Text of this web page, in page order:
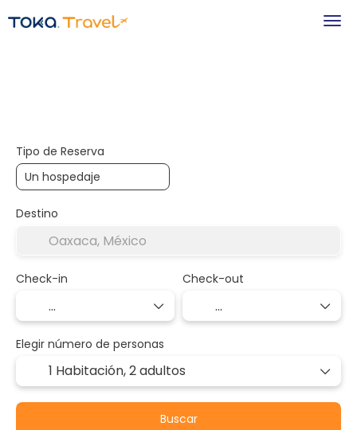
Tipo de Reserva
Destino
Check-in Check-out
Elegir número de personas
1 Habitación,2 adultos
Buscar